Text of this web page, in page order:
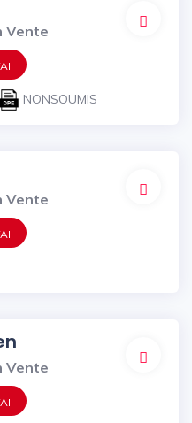
Vente
NONSOUMIS
Vente
Vente